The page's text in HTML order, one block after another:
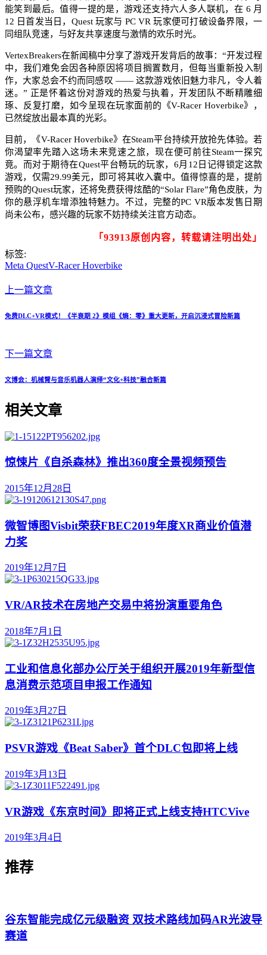
能笑到最后。值得一提的是，游戏还支持六人多人联机，在 6 月
12 日首发当日，Quest 玩家与 PC VR 玩家便可打破设备界限，一
同组队竞速，与好友共享速度与激情的欢乐时光。​
VertexBreakers在新闻稿中分享了游戏开发背后的故事：“开发过程
中，我们难免会因各种原因将项目搁置数月，但每当重新投入制
作，大家总会不约而同感叹 —— 这款游戏依旧魅力非凡，令人着
迷。” 正是怀着这份对游戏的热爱与执着，开发团队不断精雕细
琢、反复打磨，如今呈现在玩家面前的《V-Racer Hoverbike》，
已然绽放出最本真的光彩。​
目前，《V-Racer Hoverbike》在Steam平台持续开放抢先体验。若
你渴望率先踏入这场未来竞速之旅，现在便可前往Steam一探究
竟。而对于期待在Quest平台畅玩的玩家，6月12日记得锁定这款
游戏，仅需29.99美元，即可将其收入囊中。值得惊喜的是，提前
预购的Quest玩家，还将免费获得炫酷的“Solar Flare”角色皮肤，为
你的悬浮机车增添独特魅力。不过，完整的PC VR版本发售日期
尚未公布，感兴趣的玩家不妨持续关注官方动态。
「93913原创内容，转载请注明出处」
标签:
Meta QuestV-Racer Hoverbike
上一篇文章
免费DLC+VR模式！《半衰期 2》模组《熵：零》重大更新，开启沉浸式冒险新篇
下一篇文章
文博会：机械臂与音乐机器人演绎“文化+科技”融合新篇
相关文章
惊悚片《自杀森林》推出360度全景视频预告
2015年12月28日
微智博图Visbit荣获FBEC2019年度XR商业价值潜
力奖
2019年12月7日
VR/AR技术在房地产交易中将扮演重要角色
2018年7月1日
工业和信息化部办公厅关于组织开展2019年新型信
息消费示范项目申报工作通知
2019年3月27日
PSVR游戏《Beat Saber》首个DLC包即将上线
2019年3月13日
VR游戏《东京时间》即将正式上线支持HTCVive
2019年3月4日
推荐
谷东智能完成亿元级融资 双技术路线加码AR光波导
赛道